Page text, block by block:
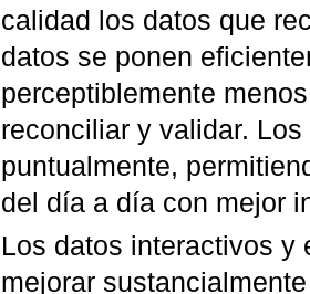
calidad los datos que
datos se ponen
perceptiblemente
reconciliar y validar.
puntualmente,
del día a día con mejor
Los datos interactivos y
mejorar